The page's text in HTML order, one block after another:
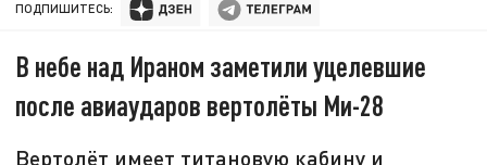
ПОДПИШИТЕСЬ:
В небе над Ираном заметили уцелевшие
после авиаударов вертолёты Ми-28
Вертолёт имеет титановую кабину и